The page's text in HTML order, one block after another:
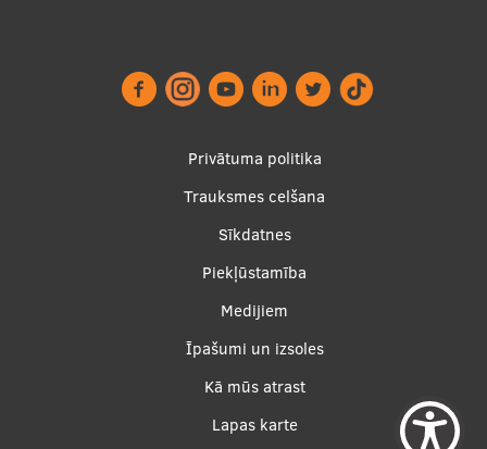
Privātuma politika
Trauksmes celšana
Sīkdatnes
Piekļūstamība
Medijiem
Īpašumi un izsoles
Kā mūs atrast
Lapas karte